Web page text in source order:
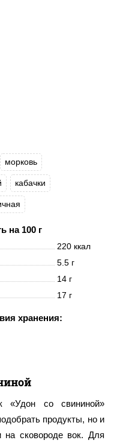
морковь
кабачки
на 100 г
220 ккал
5.5 г
14 г
17 г
хранения:
«Удон со свининой»
продукты, но и
на сковороде вок. Для